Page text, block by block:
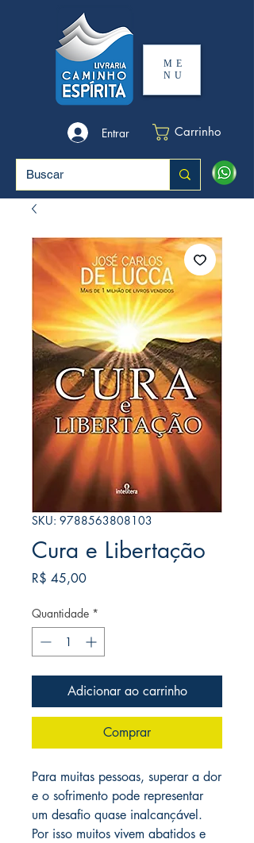
ME
NU
Entrar Carrinho
SKU: 9788563808103
Cura e Libertação
R$ 45,00Preço
Quantidade *
Adicionar ao carrinho
Comprar
Para muitas pessoas, superar a dor
e o sofrimento pode representar
um desafio quase inalcançável.
Por isso muitos vivem abatidos e